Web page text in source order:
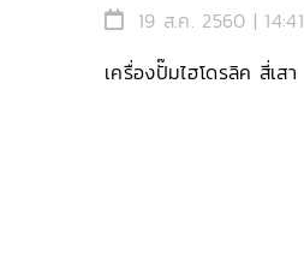
19 ส.ค. 2560 | 14:41
เครื่องปั๊มไฮโดรลิค สี่เสา